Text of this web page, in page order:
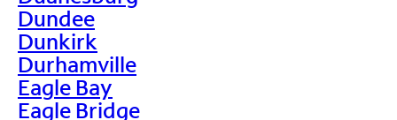
Dundee
Dunkirk
Durhamville
Eagle Bay
Eagle Bridge